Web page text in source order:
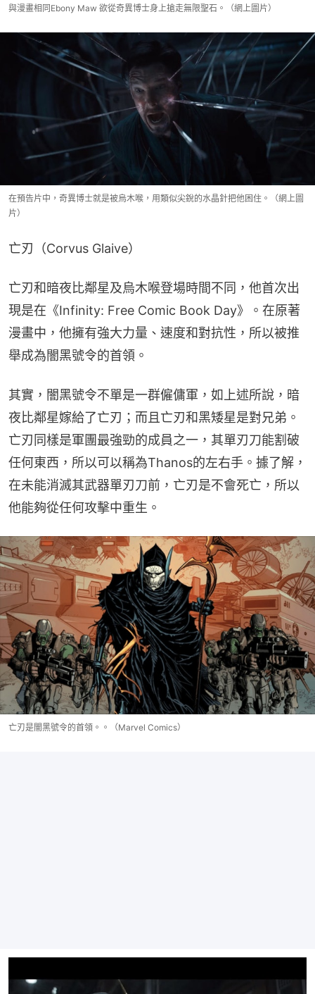
與漫畫相同Ebony Maw 欲從奇異博士身上搶走無限聖石。（網上圖片）
在預告片中，奇異博士就是被烏木喉，用類似尖銳的水晶針把他困住。（網上圖
片）
亡刃（Corvus Glaive）
亡刃和暗夜比鄰星及烏木喉登場時間不同，他首次出
現是在《Infinity: Free Comic Book Day》。在原著
漫畫中，他擁有強大力量、速度和對抗性，所以被推
舉成為闇黑號令的首領。
其實，闇黑號令不單是一群僱傭軍，如上述所說，暗
夜比鄰星嫁給了亡刃；而且亡刃和黑矮星是對兄弟。
亡刃同樣是軍團最強勁的成員之一，其單刃刀能割破
任何東西，所以可以稱為Thanos的左右手。據了解，
在未能消滅其武器單刃刀前，亡刃是不會死亡，所以
他能夠從任何攻擊中重生。
亡刃是闇黑號令的首領。。（Marvel Comics）